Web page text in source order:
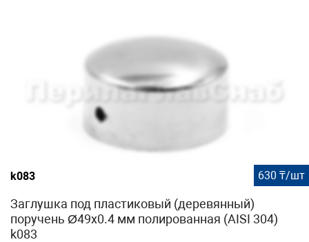
k083 630 ₸/шт
Заглушка под пластиковый (деревянный)
поручень Ø49х0.4 мм полированная (AISI 304)
k083